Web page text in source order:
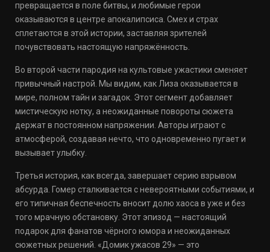
превращается в поле битвы, и любимые герои
оказываются в центре апокалипсиса. Смех и страх
сплетаются в этой истории, заставляя зрителей
почувствовать настоящую напряжённость.
Во второй части пародия на культовые ужастики сменяет
привычный настрой. Мы видим, как Лиза оказывается в
мире, полном тайн и загадок. Этот сегмент добавляет
мистическую нотку, а неожиданные повороты сюжета
держат в постоянном напряжении. Авторы играют с
атмосферой, создавая нечто, что одновременно пугает и
вызывает улыбку.
Третья история, как всегда, завершает серию взрывом
абсурда. Гомер сталкивается с невероятными событиями, и
его типичная беспечность вносит долю хаоса в уже и без
того мрачную обстановку. Этот эпизод — настоящий
подарок для фанатов чёрного юмора и неожиданных
сюжетных решений. «Домик ужасов 29» — это